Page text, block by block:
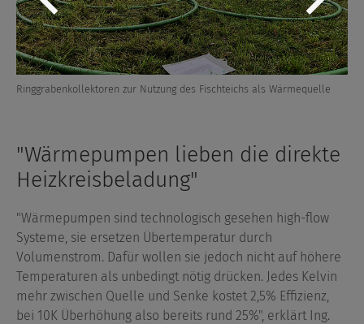
Ringgrabenkollektoren zur Nutzung des Fischteichs als Wärmequelle
"Wärmepumpen lieben die direkte
Heizkreisbeladung"
"Wärmepumpen sind technologisch gesehen high-flow
Systeme, sie ersetzen Übertemperatur durch
Volumenstrom. Dafür wollen sie jedoch nicht auf höhere
Temperaturen als unbedingt nötig drücken. Jedes Kelvin
mehr zwischen Quelle und Senke kostet 2,5% Effizienz,
bei 10K Überhöhung also bereits rund 25%", erklärt Ing.